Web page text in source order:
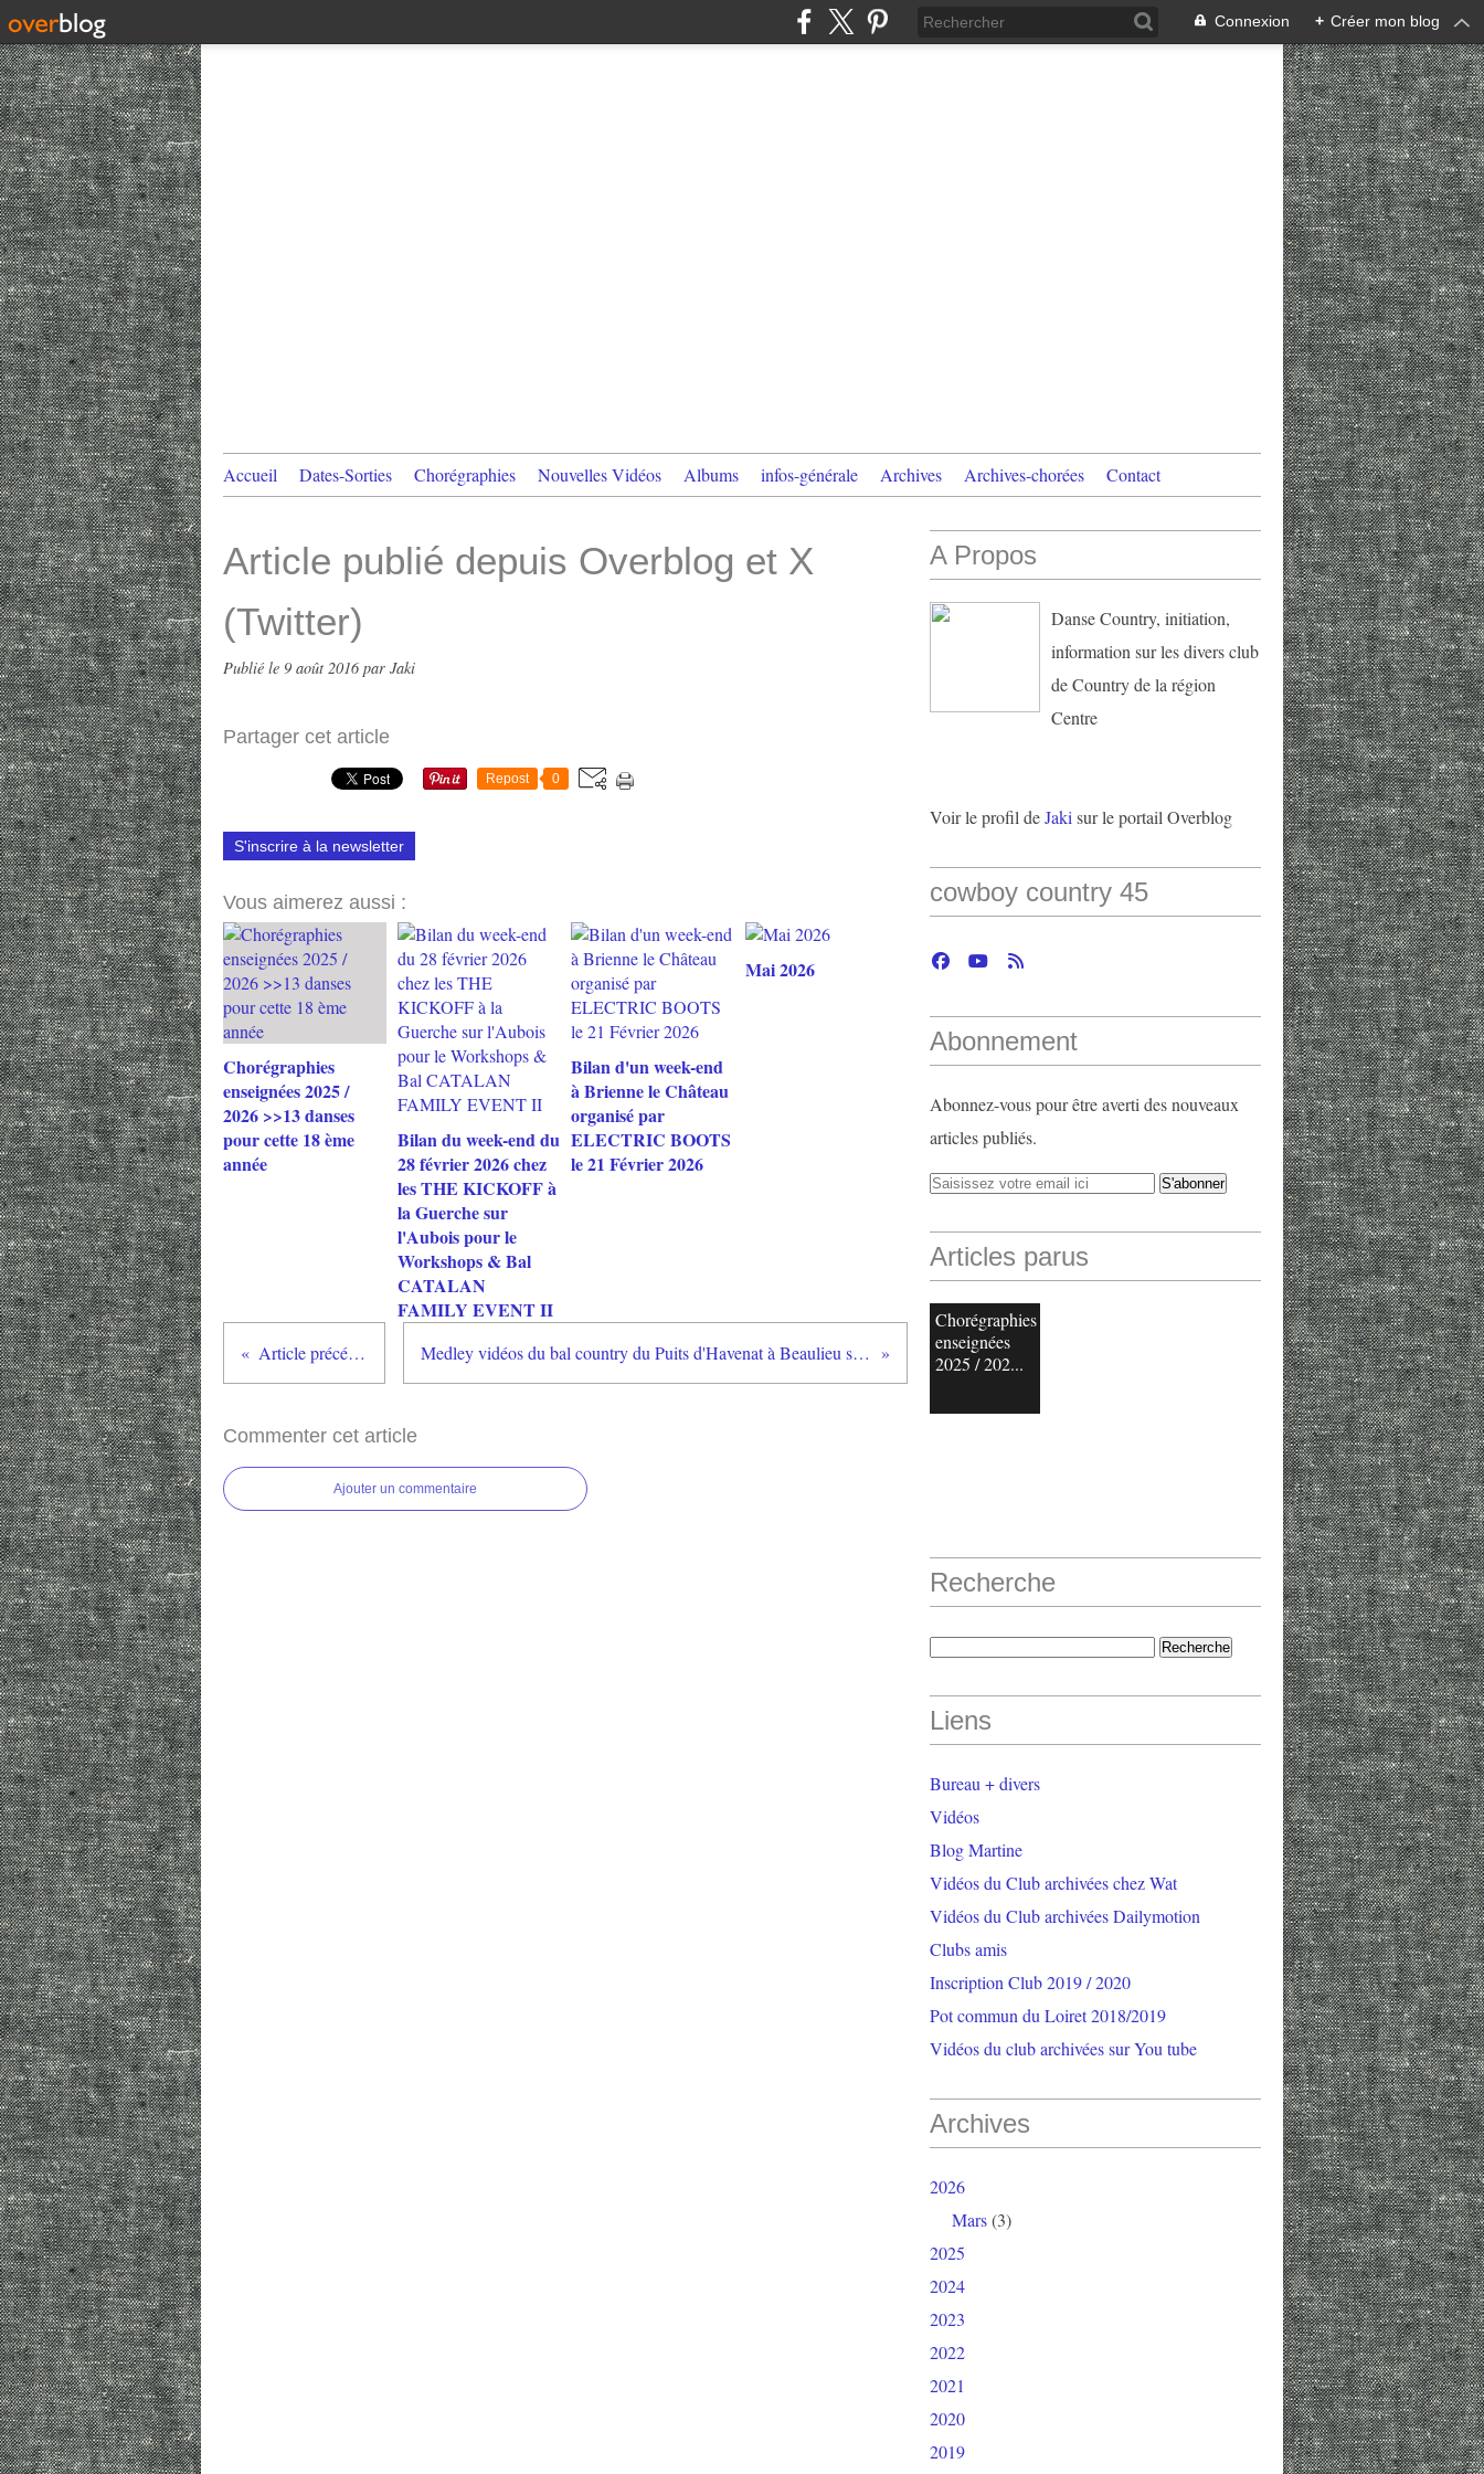
Connexion + Créer mon blog
Accueil Dates-Sorties Chorégraphies Nouvelles Vidéos Albums infos-générale Archives Archives-chorées Contact
Article publié depuis Overblog et X
(Twitter)
Publié le 9 août 2016 par Jaki
Partager cet article
Repost 0
S'inscrire à la newsletter
Vous aimerez aussi :
Chorégraphies
enseignées 2025 /
2026 >>13 danses
pour cette 18 ème
année
Bilan du week-end du
28 février 2026 chez
les THE KICKOFF à
la Guerche sur
l'Aubois pour le
Workshops & Bal
CATALAN
FAMILY EVENT II
Bilan d'un week-end
à Brienne le Château
organisé par
ELECTRIC BOOTS
le 21 Février 2026
Mai 2026
Article précédent Medley vidéos du bal country du Puits d'Havenat à Beaulieu sur Loire
Commenter cet article
Ajouter un commentaire
A Propos
Danse Country, initiation,
information sur les divers club
de Country de la région
Centre
Voir le profil deJaki sur le portail Overblog
cowboy country 45
Abonnement
Abonnez-vous pour être averti des nouveaux
articles publiés.
Articles parus
Chorégraphies
enseignées
2025 / 202...
Recherche
Liens
Bureau + divers
Vidéos
Blog Martine
Vidéos du Club archivées chez Wat
Vidéos du Club archivées Dailymotion
Clubs amis
Inscription Club 2019 / 2020
Pot commun du Loiret 2018/2019
Vidéos du club archivées sur You tube
Archives
2026
Mars(3)
2025
2024
2023
2022
2021
2020
2019